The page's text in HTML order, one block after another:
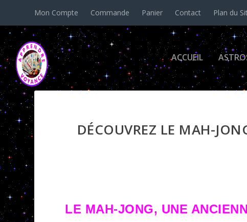
Mon Compte Commande Panier Contact Plan du
ACCUEIL
DÉCOUVREZ LE MAH-
LE MAH-JONG, UNE